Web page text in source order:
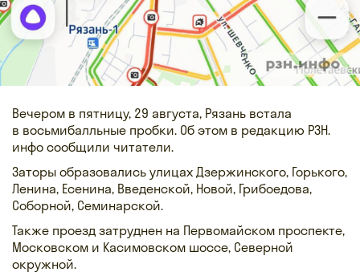
Вечером в пятницу, 29 августа, Рязань встала
в восьмибалльные пробки. Об этом в редакцию РЗН.
инфо сообщили читатели.
Заторы образовались улицах Дзержинского, Горького,
Ленина, Есенина, Введенской, Новой, Грибоедова,
Соборной, Семинарской.
Также проезд затруднен на Первомайском проспекте,
Московском и Касимовском шоссе, Северной
окружной.